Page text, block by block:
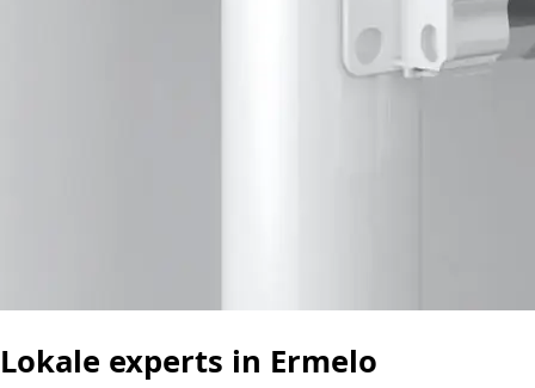
Lokale experts in Ermelo